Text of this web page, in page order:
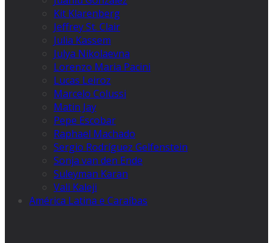
Kit Klarenberg
Jeffrey St. Clair
Julia Kassem
Julya Nikolaevna
Lorenzo Maria Pacini
Lucas Leiroz
Marcelo Colussi
Matin Jay
Pepe Escobar
Raphael Machado
Sergio Rodríguez Gelfenstein
Sonja van den Ende
Suleyman Karan
Vali Kaleji
América Latina e Caraíbas